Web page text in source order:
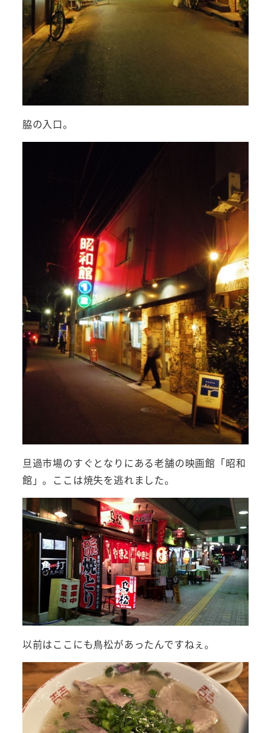
脇の入口。
旦過市場のすぐとなりにある老舗の映画館「昭和
館」。ここは焼失を逃れました。
以前はここにも鳥松があったんですねぇ。